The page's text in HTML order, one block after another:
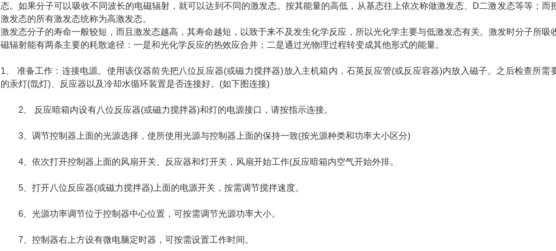
态。如果分子可以吸收不同波长的电磁辐射，就可以达到不同的激发态。按其能量的高低，从基态往上依次称做激发态、D二激发态等等；而
激发态的所有激发态统称为高激发态。
激发态分子的寿命一般较短，而且激发态越高，其寿命越短，以致于来不及发生化学反应，所以光化学主要与低激发态有关。激发时分子所吸
磁辐射能有两条主要的耗散途径：一是和光化学反应的热效应合并；二是通过光物理过程转变成其他形式的能量。
1、 准备工作：连接电源。使用该仪器前先把八位反应器(或磁力搅拌器)放入主机箱内，石英反应管(或反应容器)内放入磁子。之后检查所需
的汞灯(氙灯)、反应器以及冷却水循环装置是否连接好。(如下图连接)
2、 反应暗箱内设有八位反应器(或磁力搅拌器)和灯的电源接口，请按指示连接。
3、调节控制器上面的光源选择，使所使用光源与控制器上面的保持一致(按光源种类和功率大小区分)
4、依次打开控制器上面的风扇开关、反应器和灯开关，风扇开始工作(反应暗箱内空气开始外排。
5、打开八位反应器(或磁力搅拌器)上面的电源开关，按需调节搅拌速度。
6、光源功率调节位于控制器中心位置，可按需调节光源功率大小。
7、控制器右上方设有微电脑定时器，可按需设置工作时间。